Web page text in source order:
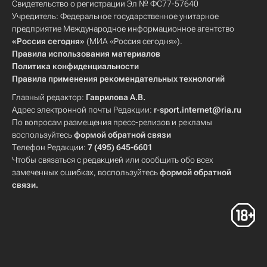
Свидетельство о регистрации Эл № ФС77-57640
Учредитель: Федеральное государственное унитарное
предприятие Международное информационное агентство
«Россия сегодня» (МИА «Россия сегодня»).
Правила использования материалов
Политика конфиденциальности
Правила применения рекомендательных технологий
Главный редактор: Гаврилова А.В.
Адрес электронной почты Редакции: r-sport.internet@ria.ru
По вопросам размещения пресс-релизов и рекламы
воспользуйтесьформой обратной связи
Телефон Редакции: 7 (495) 645-6601
Чтобы связаться с редакцией или сообщить обо всех
замеченных ошибках, воспользуйтесьформой обратной
связи.